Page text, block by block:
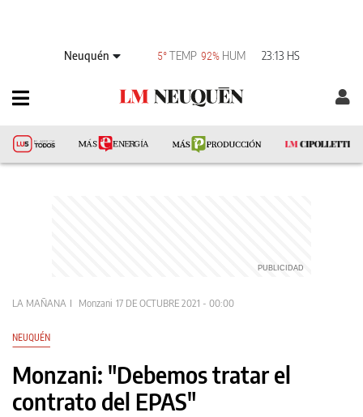
Neuquén 5° TEMP 92% HUM 23:13 HS
LA MAÑANA Monzani 17 DE OCTUBRE 2021 - 00:00
NEUQUÉN
Monzani: "Debemos tratar el
contrato del EPAS"